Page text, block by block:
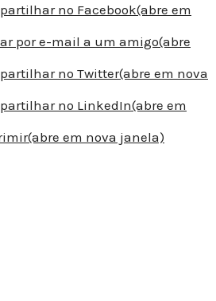
no Facebook(abre em
por e-mail a um amigo(abre
no Twitter(abre em nova
no LinkedIn(abre em
em nova janela)